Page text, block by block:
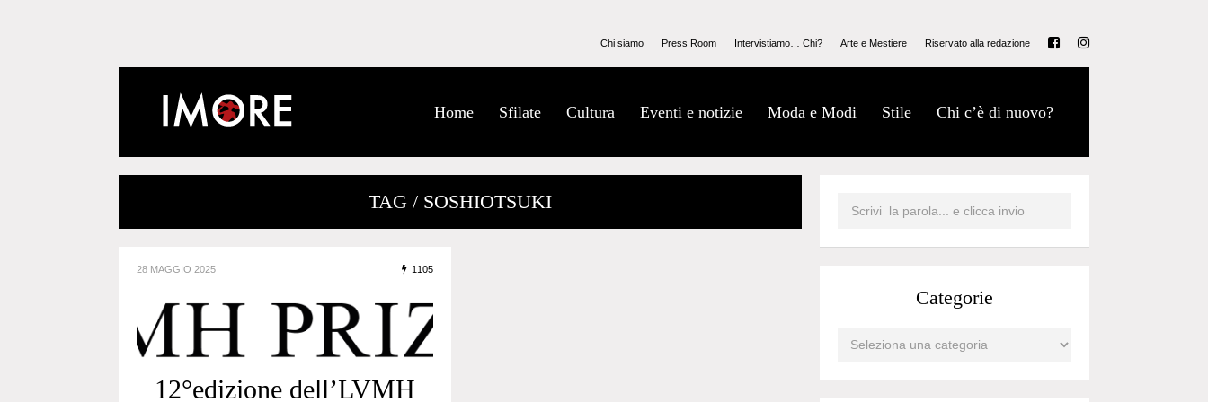
Chi siamo Press Room Intervistiamo… Chi? Arte e Mestiere Riservato alla redazione
Home Sfilate Cultura Eventi e notizie Moda e Modi Stile Chi c’è di nuovo?
TAG / SOSHIOTSUKI
28 MAGGIO 2025 1105
12°edizione dell’LVMH
Categorie